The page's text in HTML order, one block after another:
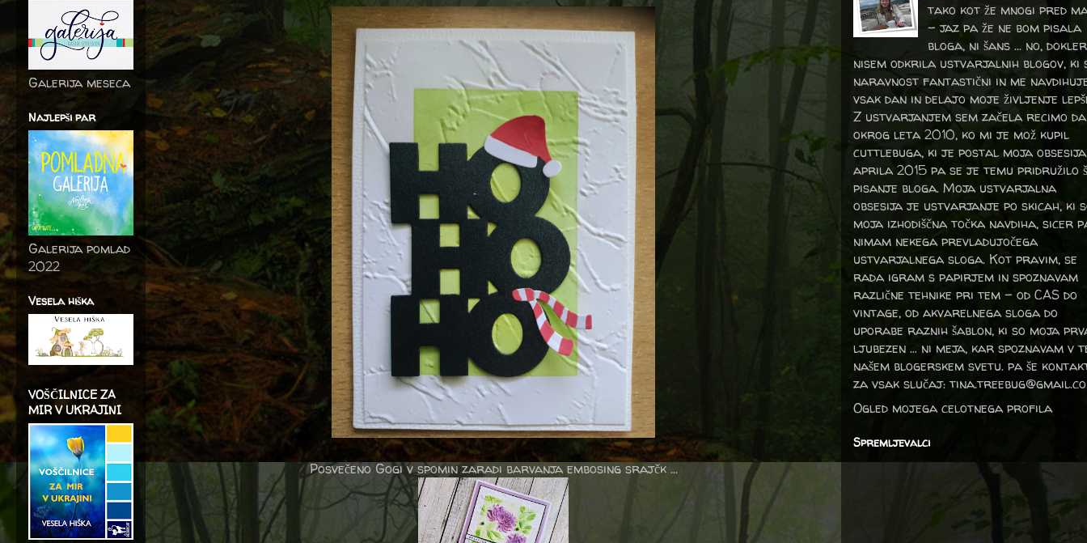
Posvečeno Gogi v spomin zaradi barvanja embosing srajčk ...
Galerija meseca
Najlepši par
Galerija pomlad
2022
Vesela hiška
VOŠČILNICE ZA
MIR V UKRAJINI
tako kot že mnogi pred
- jaz pa že ne bom pisala
bloga, ni šans ... no, dokler
nisem odkrila ustvarjalnih blogov, ki
naravnost fantastični in me
vsak dan in delajo moje življenje
Z ustvarjanjem sem začela recimo da
okrog leta 2010, ko mi je mož kupil
cuttlebuga, ki je postal moja
aprila 2015 pa se je temu pridružilo
pisanje bloga. Moja ustvarjalna
obsesija je ustvarjanje po skicah, ki
moja izhodiščna točka navdiha, sicer
nimam nekega prevladujočega
ustvarjalnega sloga. Kot pravim, se
rada igram s papirjem in spoznavam
različne tehnike pri tem – od CAS do
vintage, od akvarelnega sloga do
uporabe raznih šablon, ki so moja
ljubezen … ni meja, kar spoznavam v
našem blogerskem svetu. pa še
za vsak slučaj:
Ogled mojega celotnega profila
Spremljevalci